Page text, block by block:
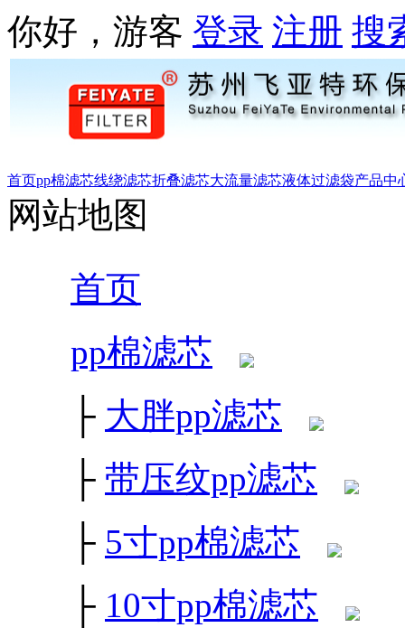
你好，游客 登录 注册 搜
首页pp棉滤芯线绕滤芯折叠滤芯大流量滤芯液体过滤袋产品中
网站地图
首页
pp棉滤芯
├ 大胖pp滤芯
├ 带压纹pp滤芯
├ 5寸pp棉滤芯
├ 10寸pp棉滤芯